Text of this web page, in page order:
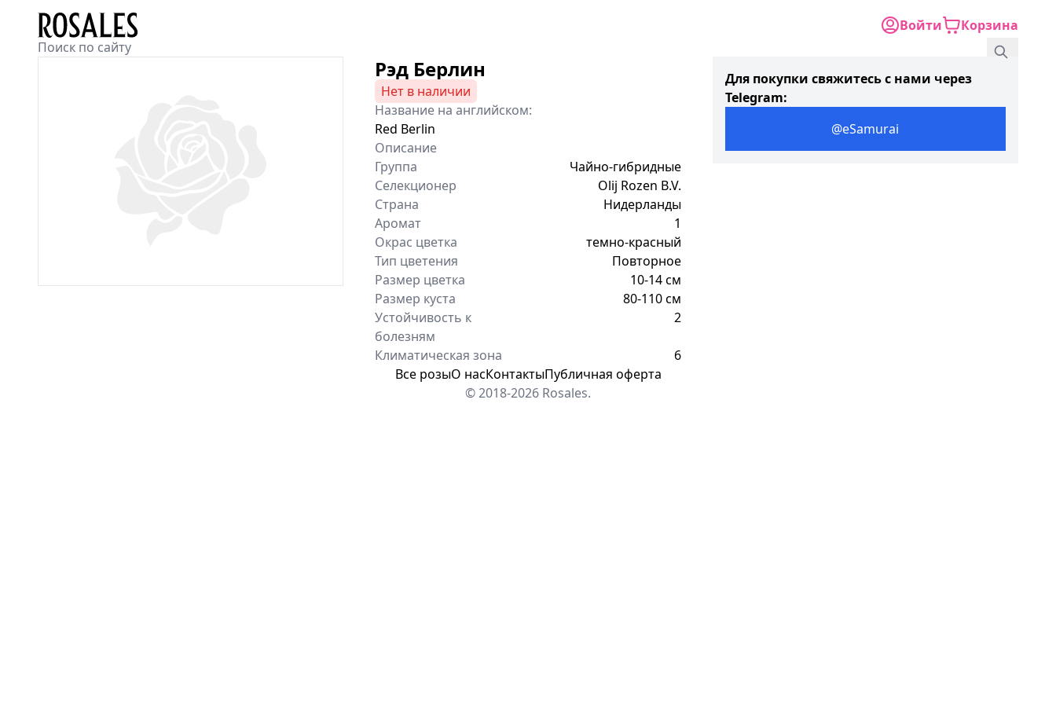
Войти Корзина
Рэд Берлин
Нет в наличии
Название на английском:
Red Berlin
Описание
Группа
Чайно-гибридные
Селекционер
Olij Rozen B.V.
Страна
Нидерланды
Аромат
1
Окрас цветка
темно-красный
Тип цветения
Повторное
Размер цветка
10-14 см
Размер куста
80-110 см
Устойчивость к
болезням
2
Климатическая зона 6
Для покупки свяжитесь с нами через
Telegram:
@eSamurai
Все розыО насКонтактыПубличная оферта
© 2018-2026 Rosales.